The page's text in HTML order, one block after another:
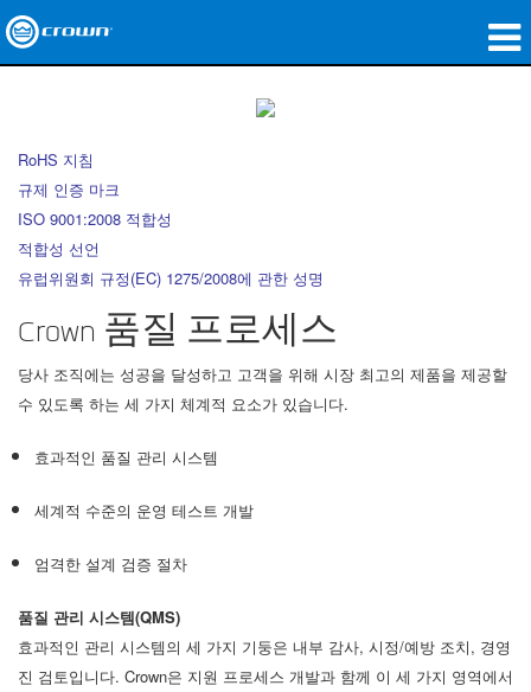
네트워크 오디오
구매처
교육
지원
RoHS 지침
규제 인증 마크
ISO 9001:2008 적합성
적합성 선언
유럽위원회 규정(EC) 1275/2008에 관한 성명
Crown 품질 프로세스
당사 조직에는 성공을 달성하고 고객을 위해 시장 최고의 제품을 제공할
수 있도록 하는 세 가지 체계적 요소가 있습니다.
효과적인 품질 관리 시스템
세계적 수준의 운영 테스트 개발
엄격한 설계 검증 절차
품질 관리 시스템(QMS)
효과적인 관리 시스템의 세 가지 기둥은 내부 감사, 시정/예방 조치, 경영
진 검토입니다. Crown은 지원 프로세스 개발과 함께 이 세 가지 영역에서